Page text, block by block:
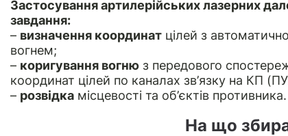
Застосування артилерійських лазерних
завдання:
– визначення координат цілей з
вогнем;
– коригування вогню з передового
координат цілей по каналах зв’язку на КП
– розвідка місцевості та об’єктів противника.
На що